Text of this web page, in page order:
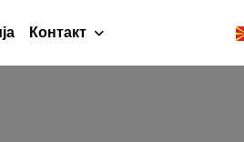
Контакт